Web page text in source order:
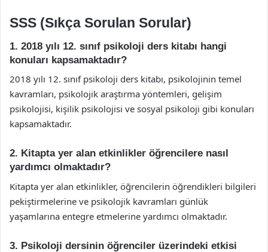
SSS (Sıkça Sorulan Sorular)
1. 2018 yılı 12. sınıf psikoloji ders kitabı hangi
konuları kapsamaktadır?
2018 yılı 12. sınıf psikoloji ders kitabı, psikolojinin temel
kavramları, psikolojik araştırma yöntemleri, gelişim
psikolojisi, kişilik psikolojisi ve sosyal psikoloji gibi konuları
kapsamaktadır.
2. Kitapta yer alan etkinlikler öğrencilere nasıl
yardımcı olmaktadır?
Kitapta yer alan etkinlikler, öğrencilerin öğrendikleri bilgileri
pekiştirmelerine ve psikolojik kavramları günlük
yaşamlarına entegre etmelerine yardımcı olmaktadır.
3. Psikoloji dersinin öğrenciler üzerindeki etkisi